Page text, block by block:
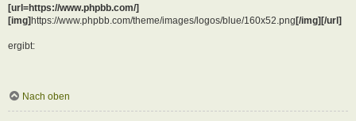
[url=https://www.phpbb.com/]
[img]https://www.phpbb.com/theme/images/logos/blue/160x52.png[/img][/url]
ergibt:
Nach oben